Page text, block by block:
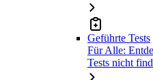
Geführte Tests
Für Alle:
Tests nicht